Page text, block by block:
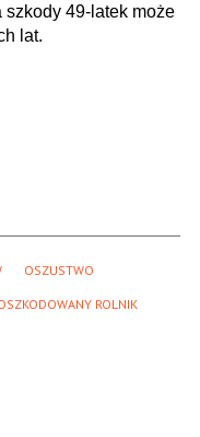
49-latek może
lat.
OSZUSTWO
ROLNIK